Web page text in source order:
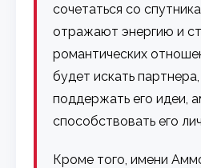
сочетаться со
отражают энергию и
романтических
будет искать
поддержать его идеи,
способствовать его
Кроме того, имени